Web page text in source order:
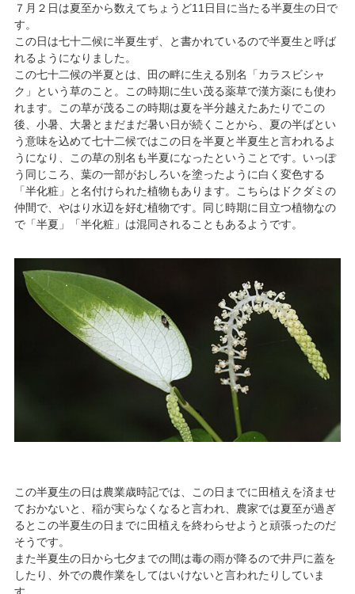
７月２日は夏至から数えてちょうど11日目に当たる半夏生の日で
す。
この日は七十二候に半夏生ず、と書かれているので半夏生と呼ば
れるようになりました。
この七十二候の半夏とは、田の畔に生える別名「カラスビシャ
ク」という草のこと。この時期に生い茂る薬草で漢方薬にも使わ
れます。この草が茂るこの時期は夏を半分越えたあたりでこの
後、小暑、大暑とまだまだ暑い日が続くことから、夏の半ばとい
う意味を込めて七十二候ではこの日を半夏と半夏生と言われるよ
うになり、この草の別名も半夏になったということです。いっぽ
う同じころ、葉の一部がおしろいを塗ったように白く変色する
「半化粧」と名付けられた植物もあります。こちらはドクダミの
仲間で、やはり水辺を好む植物です。同じ時期に目立つ植物なの
で「半夏」「半化粧」は混同されることもあるようです。
この半夏生の日は農業歳時記では、この日までに田植えを済ませ
ておかないと、稲が実らなくなると言われ、農家では夏至が過ぎ
るとこの半夏生の日までに田植えを終わらせようと頑張ったのだ
そうです。
また半夏生の日から七夕までの間は毒の雨が降るので井戸に蓋を
したり、外での農作業をしてはいけないと言われたりしていま